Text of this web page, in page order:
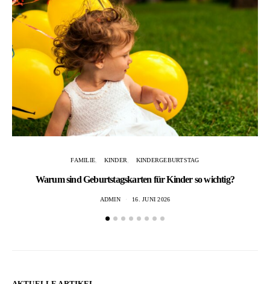
FAMILIE KINDER KINDERGEBURTSTAG
Warum sind Geburtstagskarten für Kinder so wichtig?
ADMIN 16. JUNI 2026